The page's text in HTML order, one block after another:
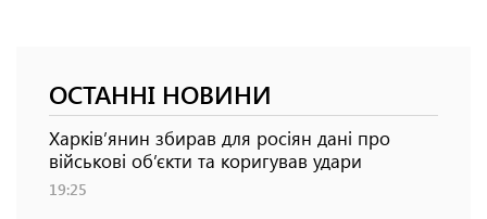
ОСТАННІ НОВИНИ
Харків’янин збирав для росіян дані про
військові об’єкти та коригував удари
19:25